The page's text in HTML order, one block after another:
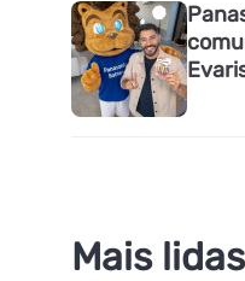
Mais lidas